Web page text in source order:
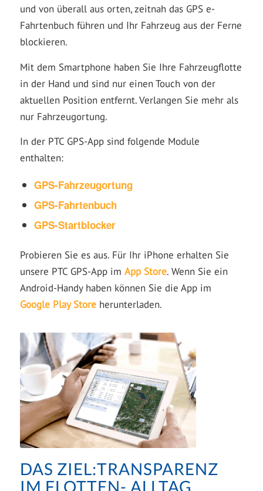
und von überall aus orten, zeitnah das GPS e-
Fahrtenbuch führen und Ihr Fahrzeug aus der Ferne
blockieren.
Mit dem Smartphone haben Sie Ihre Fahrzeugflotte
in der Hand und sind nur einen Touch von der
aktuellen Position entfernt. Verlangen Sie mehr als
nur Fahrzeugortung.
In der PTC GPS-App sind folgende Module
enthalten:
GPS-Fahrzeugortung
GPS-Fahrtenbuch
GPS-Startblocker
Probieren Sie es aus. Für Ihr iPhone erhalten Sie
unsere PTC GPS-App im App Store. Wenn Sie ein
Android-Handy haben können Sie die App im
Google Play Storeherunterladen.
DAS ZIEL:TRANSPARENZ
IM FLOTTEN- ALLTAG